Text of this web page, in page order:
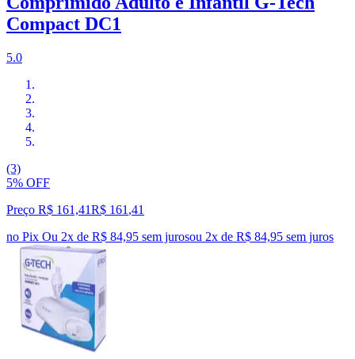
Compact DC1
5.0
(3)
5% OFF
Preço R$ 161,41R$ 161 ,41
no Pix Ou 2x de R$ 84,95 sem jurosou 2x de R$ 84,95 sem juros